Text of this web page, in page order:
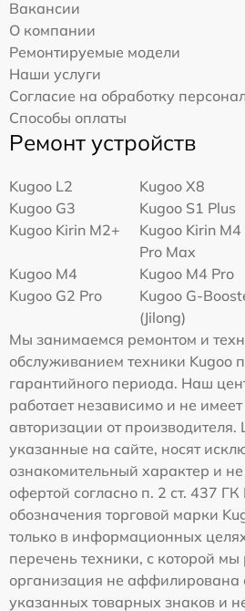
Вакансии
О компании
Ремонтируемые модели
Наши услуги
Согласие на обработку
Способы оплаты
Ремонт устройств
Kugoo L2
Kugoo X8
Kugoo G3
Kugoo S1 Plus
Kugoo Kirin M2+
Kugoo Kirin M4
Pro Max
Kugoo M4
Kugoo M4 Pro
Kugoo G2 Pro
Kugoo G-
(Jilong)
Мы занимаемся ремонтом и
обслуживанием техники Kugoo
гарантийного периода. Наш
работает независимо и не
авторизации от
указанные на сайте, носят
ознакомительный характер и
офертой согласно п. 2 ст. 437
обозначения торговой марки
только в информационных
перечень техники, с которой
организация не аффилирована
указанных товарных знаков и